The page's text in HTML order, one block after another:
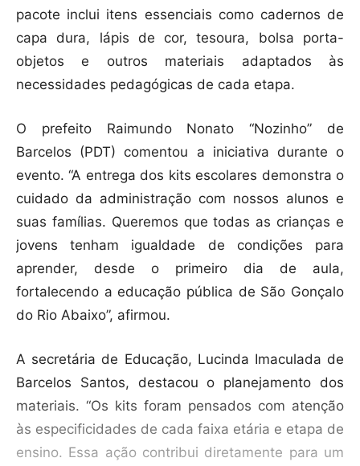
pacote inclui itens essenciais como cadernos de
capa dura, lápis de cor, tesoura, bolsa porta-
objetos e outros materiais adaptados às
necessidades pedagógicas de cada etapa.
O prefeito Raimundo Nonato “Nozinho” de
Barcelos (PDT) comentou a iniciativa durante o
evento. “A entrega dos kits escolares demonstra o
cuidado da administração com nossos alunos e
suas famílias. Queremos que todas as crianças e
jovens tenham igualdade de condições para
aprender, desde o primeiro dia de aula,
fortalecendo a educação pública de São Gonçalo
do Rio Abaixo”, afirmou.
A secretária de Educação, Lucinda Imaculada de
Barcelos Santos, destacou o planejamento dos
materiais. “Os kits foram pensados com atenção
às especificidades de cada faixa etária e etapa de
ensino. Essa ação contribui diretamente para um